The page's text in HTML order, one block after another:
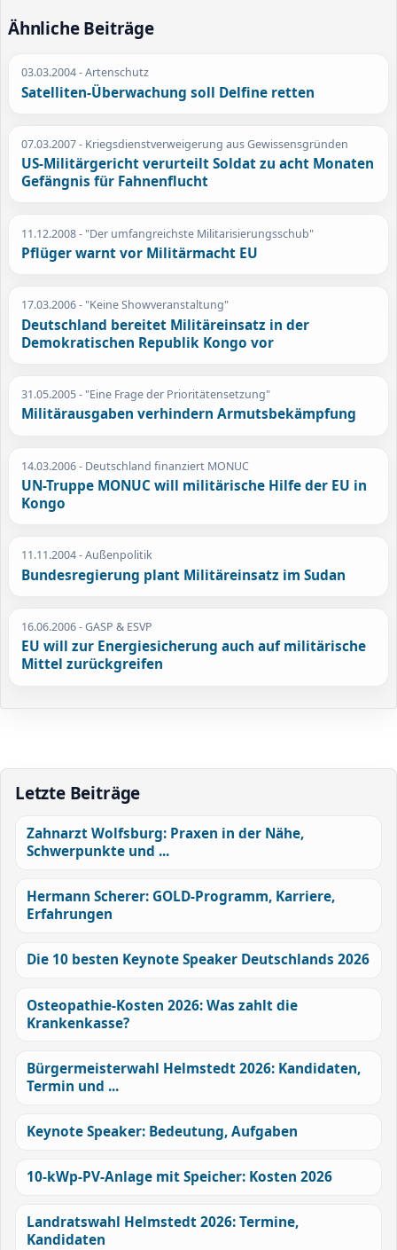
Ähnliche Beiträge
03.03.2004- Artenschutz
Satelliten-Überwachung soll Delfine retten
07.03.2007- Kriegsdienstverweigerung aus Gewissensgründen
US-Militärgericht verurteilt Soldat zu acht Monaten
Gefängnis für Fahnenflucht
11.12.2008- "Der umfangreichste Militarisierungsschub"
Pflüger warnt vor Militärmacht EU
17.03.2006- "Keine Showveranstaltung"
Deutschland bereitet Militäreinsatz in der
Demokratischen Republik Kongo vor
31.05.2005- "Eine Frage der Prioritätensetzung"
Militärausgaben verhindern Armutsbekämpfung
14.03.2006- Deutschland finanziert MONUC
UN-Truppe MONUC will militärische Hilfe der EU in
Kongo
11.11.2004- Außenpolitik
Bundesregierung plant Militäreinsatz im Sudan
16.06.2006- GASP & ESVP
EU will zur Energiesicherung auch auf militärische
Mittel zurückgreifen
Letzte Beiträge
Zahnarzt Wolfsburg: Praxen in der Nähe,
Schwerpunkte und ...
Hermann Scherer: GOLD-Programm, Karriere,
Erfahrungen
Die 10 besten Keynote Speaker Deutschlands 2026
Osteopathie-Kosten 2026: Was zahlt die
Krankenkasse?
Bürgermeisterwahl Helmstedt 2026: Kandidaten,
Termin und ...
Keynote Speaker: Bedeutung, Aufgaben
10-kWp-PV-Anlage mit Speicher: Kosten 2026
Landratswahl Helmstedt 2026: Termine,
Kandidaten